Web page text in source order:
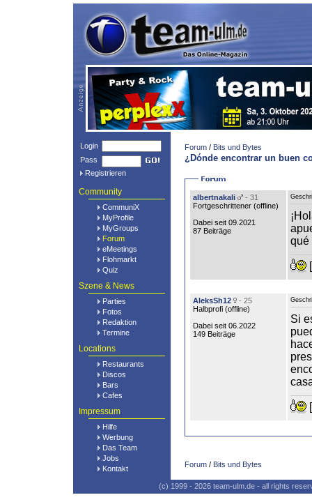
Login
Pass
Registrieren
Community
CommuniX
MyProfile
MyGroups
Forum
eMeetings
Flohmarkt
Quiz
Szene & News
Parties
Fotos
Redaktion
Termine
Locations
Restaurants
Discos
Bars
Cafes
Impressum
Hilfe
Werbung
Das Team
Jobs
Kontakt
Forum / Bits und Bytes
¿Dónde encontrar un buen
albertnakali
- 31
Fortgeschrittener (offline)
Dabei seit 09.2021
87 Beiträge
qué
[
AleksSh12
- 25
Halbprofi (offline)
Dabei seit 06.2022
149 Beiträge
Si
[
Forum / Bits und Bytes
(c) 1999 - 2026 team-ulm.de - all rights